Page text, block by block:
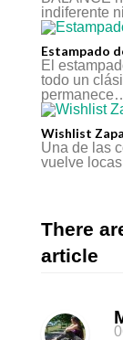
indiferente
Estampado
El
todo un
Wishlist
Una de las
vuelve
There
article